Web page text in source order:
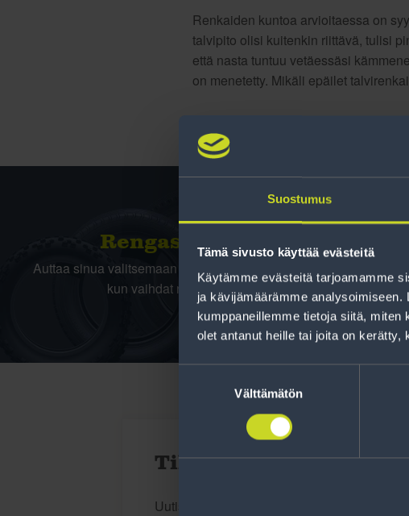
Suostumus
Tämä sivusto käyttää evästeitä
Käytämme evästeitä tarjoamamme
ja kävijämäärämme
kumppaneillemme tietoja siitä,
olet antanut heille tai joita on kerätty,
Välttämätön
Renkaiden kuntoa arvioitaessa on
talvipito olisi kuitenkin riittävä, tulisi
että nasta tuntuu vetäessäsi
on menetetty. Mikäli epäilet
Rengas­laskuri
Auttaa sinua valitsemaan oikean kokoisen renkaan,
kun vaihdat rengaskokoa.
Tilaa uutiskirje
Uutiskirjeessä saat autonomistajan